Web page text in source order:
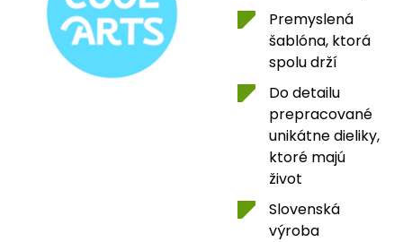
Premyslená
šablóna, ktorá
spolu drží
Do detailu
prepracované
unikátne dieliky,
ktoré majú
život
Slovenská
výroba